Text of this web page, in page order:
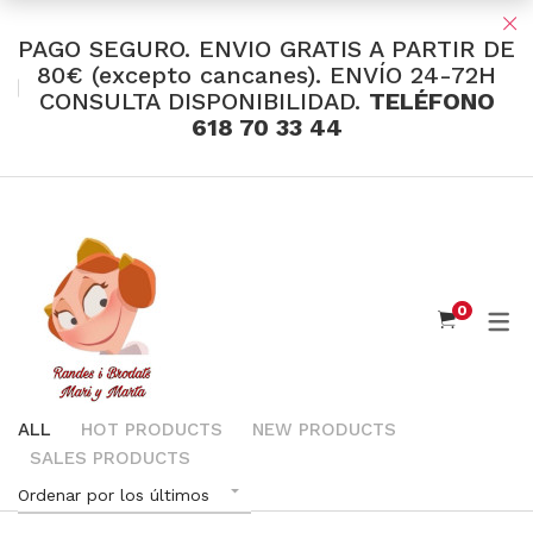
TIENDA Y OFERTAS
Santos Textil
Eusebio Sánchez
Flor de Azahar
Cintas
Muselina Inglesa
PAGO SEGURO. ENVIO GRATIS A PARTIR DE
80€ (excepto cancanes). ENVÍO 24-72H
CONSULTA DISPONIBILIDAD. TELÉFONO
618 70 33 44
0
ALL HOT PRODUCTS
NEW PRODUCTS
SALES PRODUCTS
Ordenar por los últimos